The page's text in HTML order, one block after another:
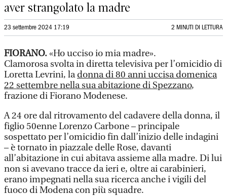
aver strangolato la madre
23 settembre 2024 17:19 2 MINUTI DI LETTURA
FIORANO.«Ho ucciso io mia madre».
Clamorosa svolta in diretta televisiva per l’omicidio di
Loretta Levrini, ladonna di 80 anni uccisa domenica
22 settembre nella sua abitazione di Spezzano,
frazione di Fiorano Modenese.
A 24 ore dal ritrovamento del cadavere della donna, il
figlio 50enne Lorenzo Carbone – principale
sospettato per l’omicidio fin dall’inizio delle indagini
– è tornato in piazzale delle Rose, davanti
all’abitazione in cui abitava assieme alla madre. Di lui
non si avevano tracce da ieri e, oltre ai carabinieri,
erano impegnati nella sua ricerca anche i vigili del
fuoco di Modena con più squadre.